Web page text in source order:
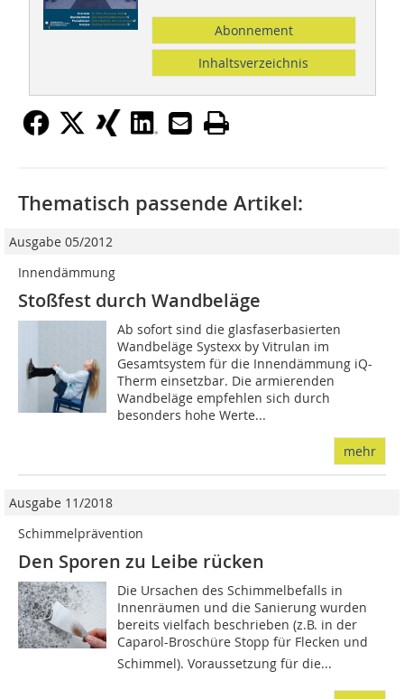
Abonnement
Inhaltsverzeichnis
Thematisch passende Artikel:
Ausgabe 05/2012
Innendämmung
Stoßfest durch Wandbeläge
Ab sofort sind die glasfaserbasierten
Wandbeläge Systexx by Vitrulan im
Gesamtsystem für die Innendämmung iQ-
Therm einsetzbar. Die armierenden
Wandbeläge empfehlen sich durch
besonders hohe Werte...
mehr
Ausgabe 11/2018
Schimmelprävention
Den Sporen zu Leibe rücken
Die Ursachen des Schimmelbefalls in
Innenräumen und die Sanierung wurden
bereits vielfach beschrieben (z.B. in der
Caparol-Broschüre Stopp für Flecken und
Schimmel). Voraussetzung für die...